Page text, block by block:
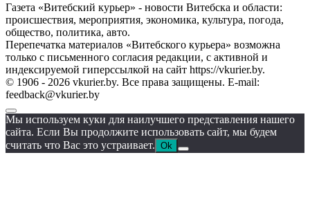
Газета «Витебский курьер» - новости Витебска и области:
происшествия, мероприятия, экономика, культура, погода,
общество, политика, авто.
Перепечатка материалов «Витебского курьера» возможна
только с письменного согласия редакции, с активной и
индексируемой гиперссылкой на сайт https://vkurier.by.
© 1906 - 2026 vkurier.by. Все права защищены. E-mail:
feedback@vkurier.by
Мы используем куки для наилучшего представления нашего
сайта. Если Вы продолжите использовать сайт, мы будем
считать что Вас это устраивает. Ok